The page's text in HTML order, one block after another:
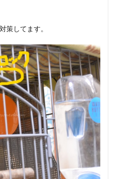
策してます。